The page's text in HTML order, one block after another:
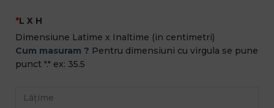
L X H
Dimensiune Latime x Inaltime (in centimetri)
Cum masuram ? Pentru dimensiuni cu virgula se pune
punct "." ex: 35.5